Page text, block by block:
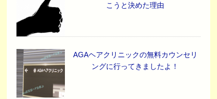
こうと決めた理由
AGAヘアクリニックの無料カウンセリ
ングに行ってきましたよ！